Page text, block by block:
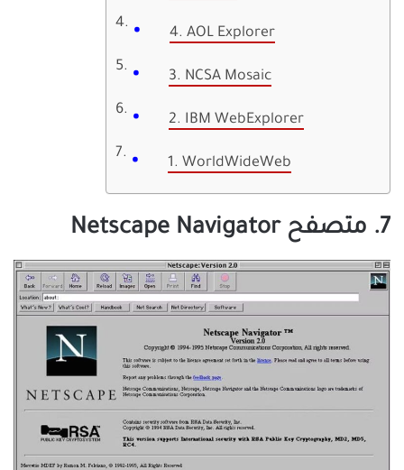
4. AOL Explorer
3. NCSA Mosaic
2. IBM WebExplorer
1. WorldWideWeb
7. متصفح Netscape Navigator